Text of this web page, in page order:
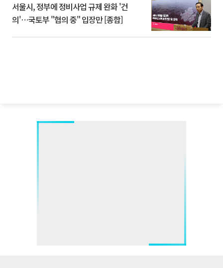
서울시, 정부에 정비사업 규제 완화 '건
의'⋯국토부 "협의 중" 입장만 [종합]